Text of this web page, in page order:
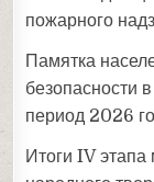
пожарного
Памятка
безопасности
период 2026
Итоги IV